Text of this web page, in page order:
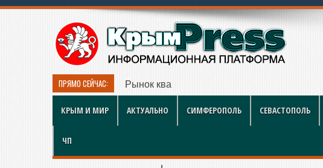
ПРЯМО СЕЙЧАС: Рынок квартир Энгельса в 2026 году:
КРЫМ И МИР АКТУАЛЬНО СИМФЕРОПОЛЬ СЕВАСТОПОЛЬ
ЧП